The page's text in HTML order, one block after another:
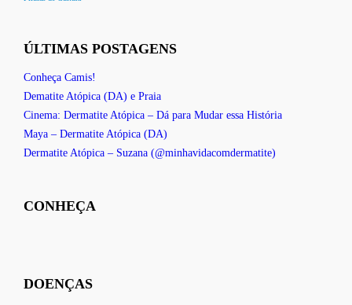
ÚLTIMAS POSTAGENS
Conheça Camis!
Dematite Atópica (DA) e Praia
Cinema: Dermatite Atópica – Dá para Mudar essa História
Maya – Dermatite Atópica (DA)
Dermatite Atópica – Suzana (@minhavidacomdermatite)
CONHEÇA
DOENÇAS